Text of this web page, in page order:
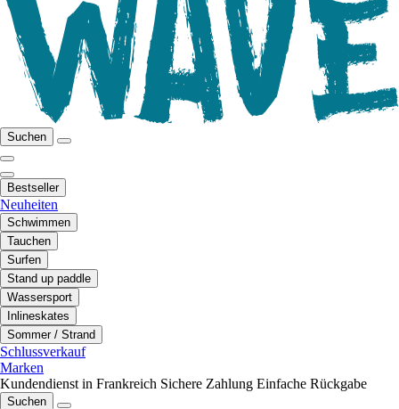
Suchen
Bestseller
Neuheiten
Schwimmen
Tauchen
Surfen
Stand up paddle
Wassersport
Inlineskates
Sommer / Strand
Schlussverkauf
Marken
Kundendienst in Frankreich Sichere Zahlung Einfache Rückgabe
Suchen